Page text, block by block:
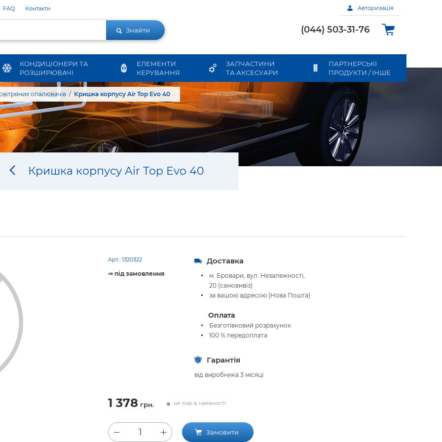
FAQ Контакти
Знайти
Авторизація
(044) 503-31-76
КОНДИЦІОНЕРИ ТА
РОЗШИРЮВАЧІ
ЕЛЕМЕНТИ
КЕРУВАННЯ
ЗАПЧАСТИНИ
ТА АКСЕСУАРИ
ПАРТНЕРСЬКІ
ПРОДУКТИ / ІНШЕ
опалювачів Кришка корпусу Air Top Evo 40
Кришка корпусу Air Top Evo 40
Арт.: 1320322
⇒ під замовлення
Доставка
м. Бровари, вул. Незалежності,
20 (самовивіз)
за вашою адресою (Нова Пошта)
Оплата
Безготівковий розрахунок
100 % передоплата
Гарантія
від виробника 3 місяці
1 378 грн. не має в наявності
1 Замовити